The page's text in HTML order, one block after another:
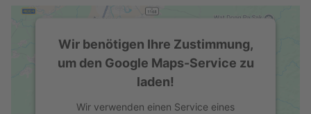
Wir benötigen Ihre Zustimmung,
um den Google Maps-Service zu
laden!
Wir verwenden einen Service eines